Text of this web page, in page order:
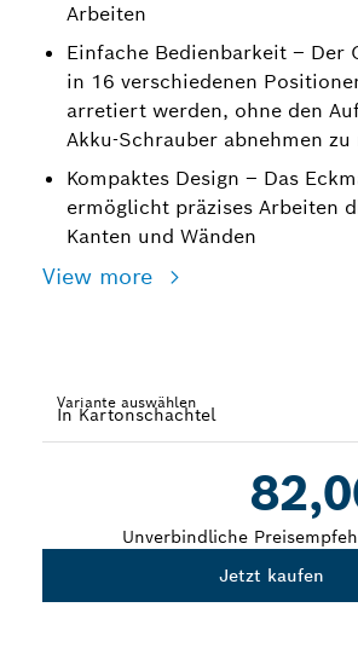
Arbeiten
Einfache Bedienbarkeit – Der
in 16 verschiedenen
arretiert werden, ohne den
Akku-Schrauber abnehmen zu
Kompaktes Design – Das
ermöglicht präzises Arbeiten
Kanten und Wänden
View more
Variante auswählen
Unverbindliche
Jetzt kaufen